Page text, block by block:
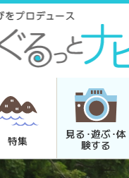
特集
見る･遊ぶ･体
験する